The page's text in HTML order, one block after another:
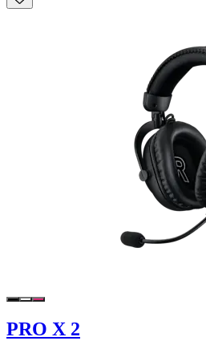
PRO X 2